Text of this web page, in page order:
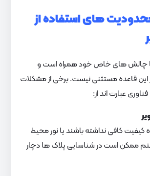
های استفاده از
چالش های خاص خود همراه است و
این قاعده مستثنی نیست. برخی از مشکلات
عبارت اند از:
کافی نداشته باشند یا نور محیط
ممکن است در شناسایی پلاک ها دچار